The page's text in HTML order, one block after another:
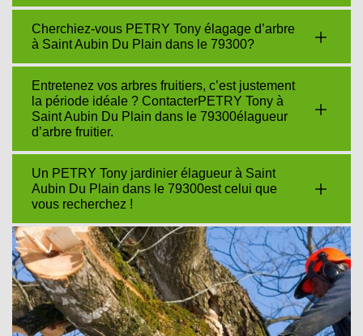
Cherchiez-vous PETRY Tony élagage d’arbre
à Saint Aubin Du Plain dans le 79300?
Entretenez vos arbres fruitiers, c’est justement
la période idéale ? ContacterPETRY Tony à
Saint Aubin Du Plain dans le 79300élagueur
d’arbre fruitier.
Un PETRY Tony jardinier élagueur à Saint
Aubin Du Plain dans le 79300est celui que
vous recherchez !